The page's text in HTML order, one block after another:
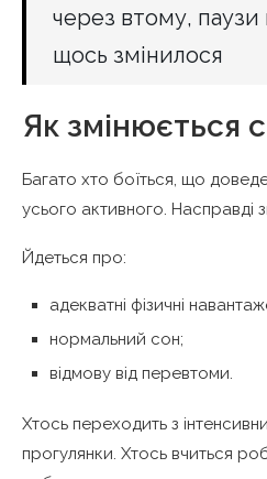
через втому, паузи
щось змінилося
Як змінюється
Багато хто боїться, що
усього активного. Насправді
Йдеться про:
адекватні фізичні
нормальний сон;
відмову від перевтоми.
Хтось переходить з
прогулянки. Хтось вчиться